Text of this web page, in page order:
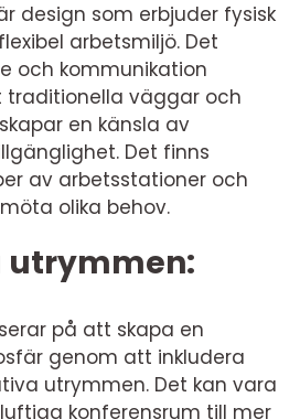
design som erbjuder fysisk
arbetsmiljö. Det
och kommunikation
väggar och
en känsla av
Det finns
av arbetsstationer och
olika behov.
utrymmen:
på att skapa en
genom att inkludera
utrymmen. Det kan vara
konferensrum till mer